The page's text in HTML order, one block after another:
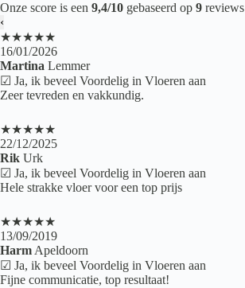
Onze score is een 9,4/10 gebaseerd op 9 reviews
‹
★★★★★
16/01/2026
Martina Lemmer
☑ Ja, ik beveel Voordelig in Vloeren aan
Zeer tevreden en vakkundig.
★★★★★
22/12/2025
Rik Urk
☑ Ja, ik beveel Voordelig in Vloeren aan
Hele strakke vloer voor een top prijs
★★★★★
13/09/2019
Harm Apeldoorn
☑ Ja, ik beveel Voordelig in Vloeren aan
Fijne communicatie, top resultaat!